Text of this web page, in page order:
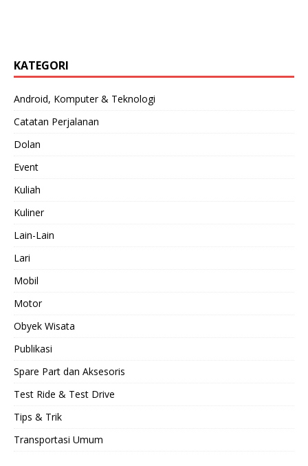
KATEGORI
Android, Komputer & Teknologi
Catatan Perjalanan
Dolan
Event
Kuliah
Kuliner
Lain-Lain
Lari
Mobil
Motor
Obyek Wisata
Publikasi
Spare Part dan Aksesoris
Test Ride & Test Drive
Tips & Trik
Transportasi Umum